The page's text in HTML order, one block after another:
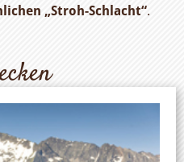
„Stroh-Schlacht“.